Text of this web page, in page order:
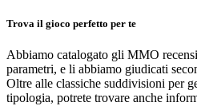
Trova il gioco perfetto per te
Abbiamo catalogato gli MMO
parametri, e li abbiamo giudicati
Oltre alle classiche suddivisioni per
tipologia, potrete trovare anche